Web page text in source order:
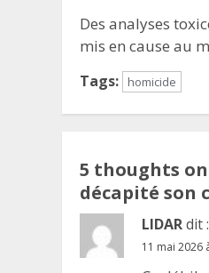
Des analyses
mis en cause au
Tags: homicide
5 thoughts on
décapité son
LIDARdit :
11 mai 2026